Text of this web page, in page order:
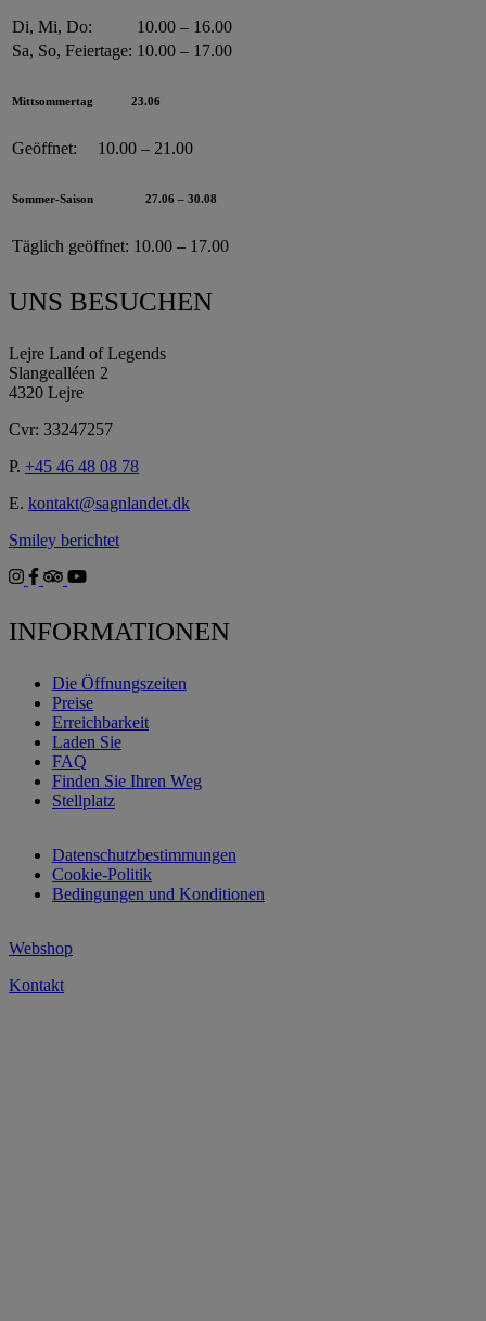
Di, Mi, Do:
10.00 – 16.00
Sa, So, Feiertage: 10.00 – 17.00
Mittsommertag 23.06
Geöffnet: 10.00 – 21.00
Sommer-Saison 27.06 – 30.08
Täglich geöffnet: 10.00 – 17.00
UNS BESUCHEN
Lejre Land of Legends
Slangealléen 2
4320 Lejre
Cvr: 33247257
P. +45 46 48 08 78
E. kontakt@sagnlandet.dk
Smiley berichtet
INFORMATIONEN
Die Öffnungszeiten
Preise
Erreichbarkeit
Laden Sie
FAQ
Finden Sie Ihren Weg
Stellplatz
Datenschutzbestimmungen
Cookie-Politik
Bedingungen und Konditionen
Webshop
Kontakt